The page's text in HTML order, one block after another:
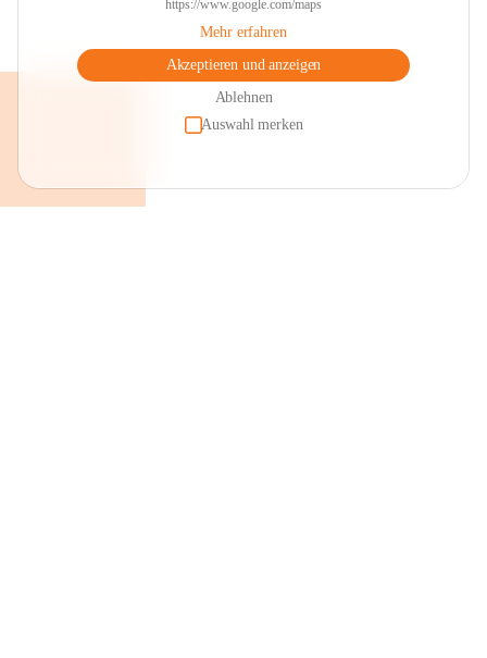
https://www.google.com/maps
Mehr erfahren
Akzeptieren und anzeigen
Ablehnen
Auswahl merken